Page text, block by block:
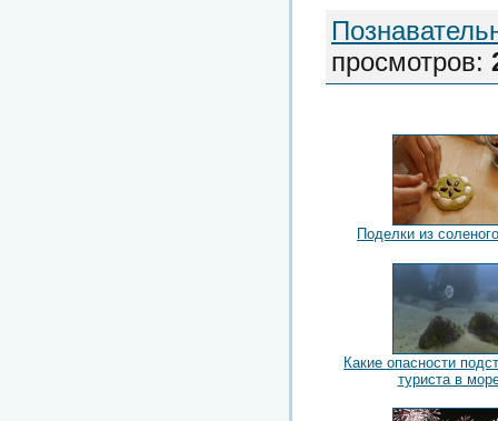
просмотров:
Поделки из
Какие опасности
туриста в